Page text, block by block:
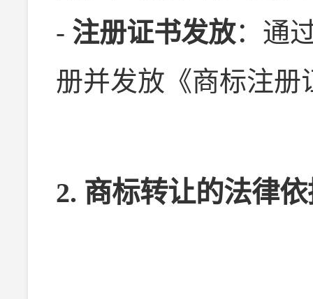
- 注册证书发放：通
册并发放《商标注册
2. 商标转让的法律